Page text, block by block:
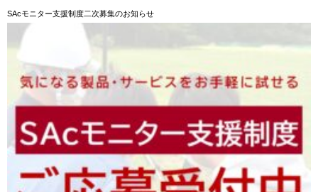
SAcモニター支援制度二次募集のお知らせ